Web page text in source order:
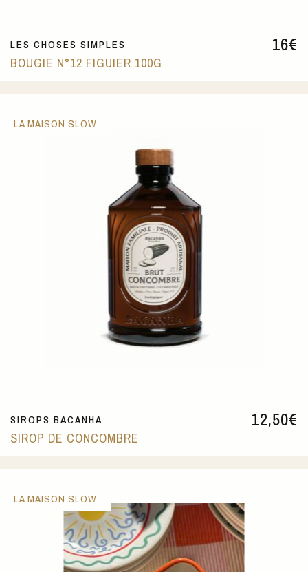
16€
LES CHOSES SIMPLES
BOUGIE N°12 FIGUIER 100G
12,50€
SIROPS BACANHA
SIROP DE CONCOMBRE
LA MAISON SLOW
LA MAISON SLOW